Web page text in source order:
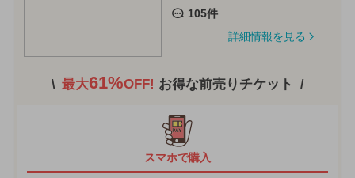
105件
詳細情報を見る
最大61%OFF! お得な前売りチケット
スマホで購入